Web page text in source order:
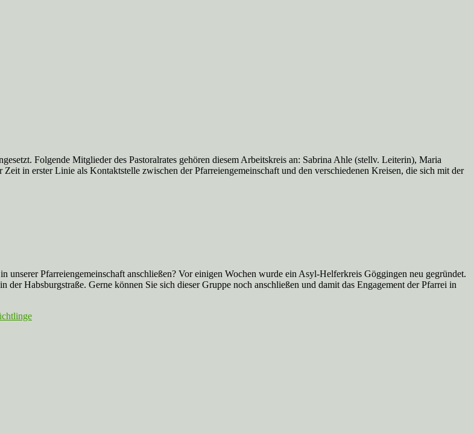
Folgende Mitglieder des Pastoralrates gehören diesem Arbeitskreis an: Sabrina Ahle (stellv. Leiterin), Maria
in erster Linie als Kontaktstelle zwischen der Pfarreiengemeinschaft und den verschiedenen Kreisen, die sich mit der
Pfarreiengemeinschaft anschließen? Vor einigen Wochen wurde ein Asyl-Helferkreis Göggingen neu gegründet.
Habsburgstraße. Gerne können Sie sich dieser Gruppe noch anschließen und damit das Engagement der Pfarrei in